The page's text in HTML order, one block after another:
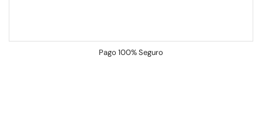
Pago 100% Seguro